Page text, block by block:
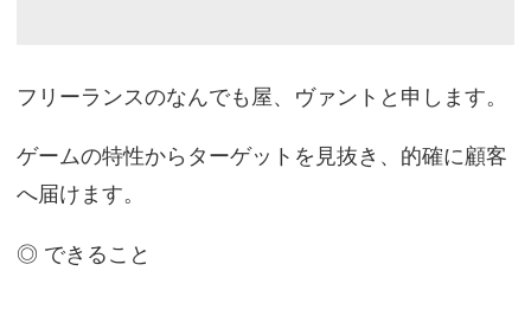
フリーランスのなんでも屋、ヴァントと申します。
ゲームの特性からターゲットを見抜き、的確に顧客
へ届けます。
◎ できること